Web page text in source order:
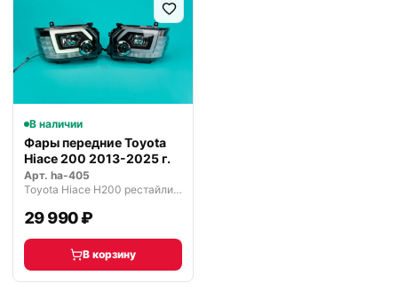
В наличии
Фары передние Toyota
Hiace 200 2013-2025 г.
Арт. ha-405
Toyota Hiace H200 рестайлинг (2010—2025)
29 990 ₽
В корзину